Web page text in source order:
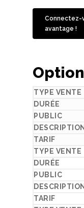
Connectez-
avantage !